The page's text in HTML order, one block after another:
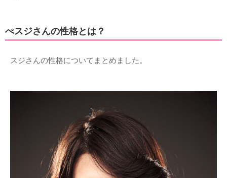
ぺスジさんの性格とは？
スジさんの性格についてまとめました。